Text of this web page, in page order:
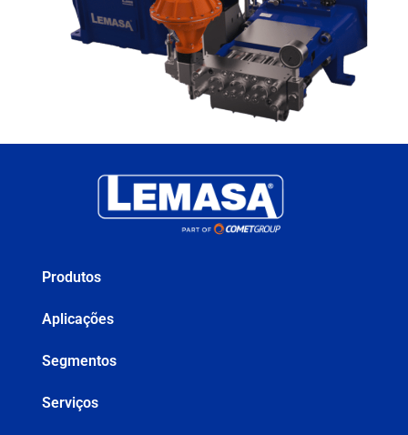
Produtos
Aplicações
Segmentos
Serviços